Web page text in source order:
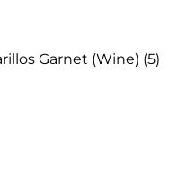
Garnet (Wine) (5)